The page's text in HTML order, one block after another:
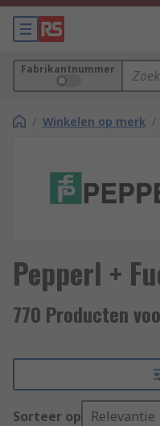
Fabrikantnummer
/ Winkelen op merk /
Pepperl +
770 Producten
Sorteer op Relevantie